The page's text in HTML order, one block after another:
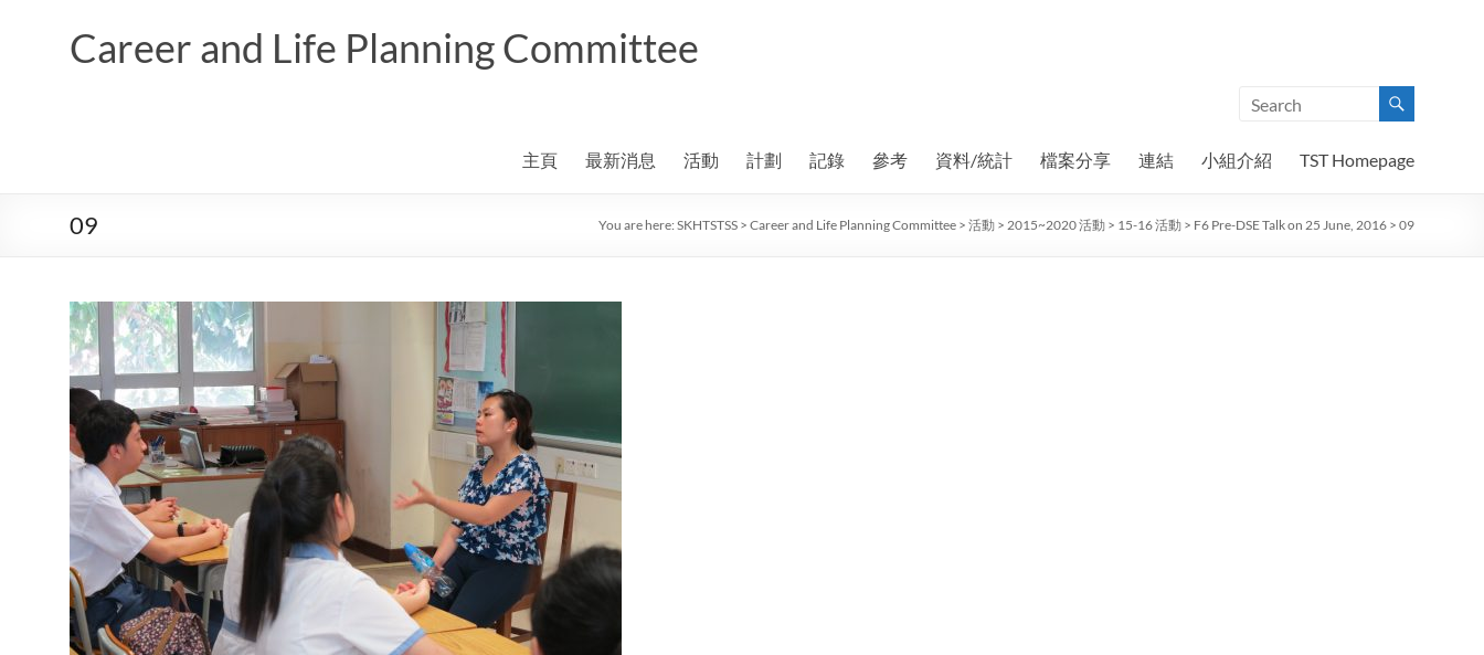
Career and Life Planning Committee
主頁 最新消息 活動 計劃 記錄 參考 資料/統計 檔案分享 連結 小組介紹 TST Homepage
09 You are here: SKHTSTSS > Career and Life Planning Committee > 活動 > 2015~2020 活動 > 15-16 活動 > F6 Pre-DSE Talk on 25 June, 2016 > 09